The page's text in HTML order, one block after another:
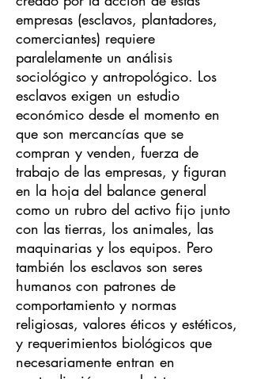
empresas (esclavos, plantadores,
comerciantes) requiere
paralelamente un análisis
sociológico y antropológico. Los
esclavos exigen un estudio
económico desde el momento en
que son mercancías que se
compran y venden, fuerza de
trabajo de las empresas, y figuran
en la hoja del balance general
como un rubro del activo fijo junto
con las tierras, los animales, las
maquinarias y los equipos. Pero
también los esclavos son seres
humanos con patrones de
comportamiento y normas
religiosas, valores éticos y estéticos,
y requerimientos biológicos que
necesariamente entran en